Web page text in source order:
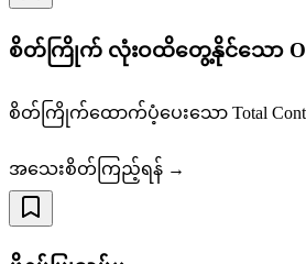
စိတ်ကြိုက် လုံးဝထိတွေ့နိုင်သော
စိတ်ကြိုက်ထောက်ပံ့ပေးသော Total
အသေးစိတ်ကြည့်ရန် →